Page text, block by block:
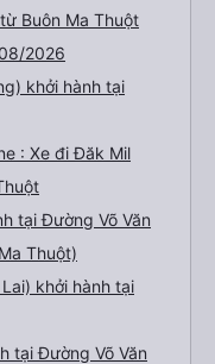
Buôn Ma Thuột
2026
khởi hành tại
: Xe đi Đăk Mil
tại Đường Võ Văn
Thuột)
khởi hành tại
tại Đường Võ Văn